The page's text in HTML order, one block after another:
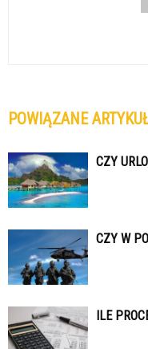
POWIĄZANE
CZY
CZY W
ILE